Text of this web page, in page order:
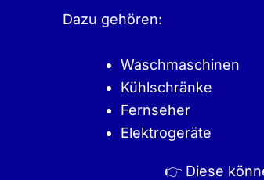
Dazu gehören:
Waschmaschinen
Kühlschränke
Fernseher
Elektrogeräte
👉 Diese